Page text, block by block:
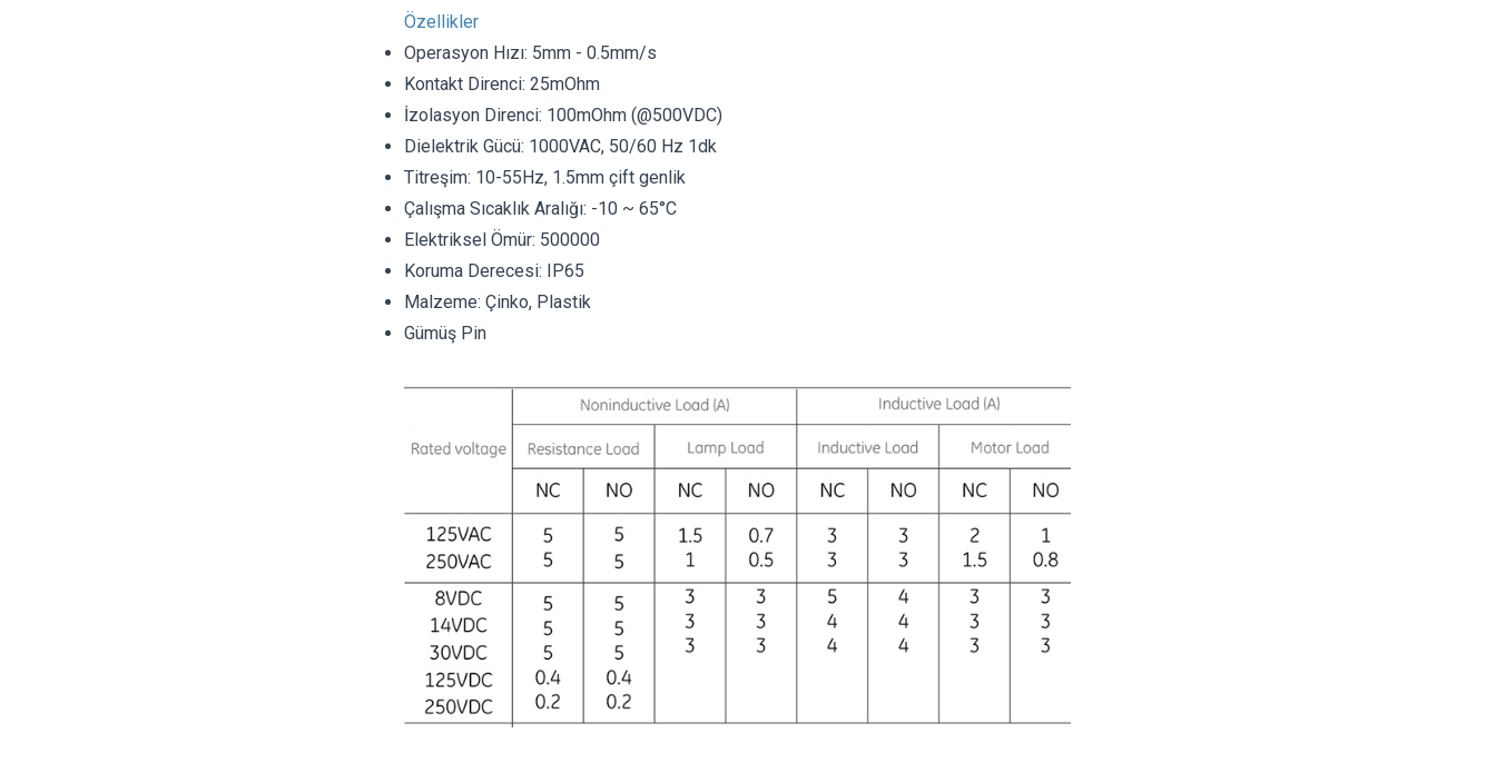
Özellikler
Operasyon Hızı: 5mm - 0.5mm/s
Kontakt Direnci: 25mOhm
İzolasyon Direnci: 100mOhm (@500VDC)
Dielektrik Gücü: 1000VAC, 50/60 Hz 1dk
Titreşim: 10-55Hz, 1.5mm çift genlik
Çalışma Sıcaklık Aralığı: -10 ~ 65°C
Elektriksel Ömür: 500000
Koruma Derecesi: IP65
Malzeme: Çinko, Plastik
Gümüş Pin